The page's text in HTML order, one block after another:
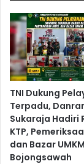
TNI Dukung
Terpadu,
Sukaraja Hadiri
KTP,
dan Bazar
Bojongsawah